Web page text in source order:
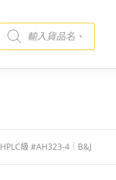
Products search
級 #AH323-4｜B&J